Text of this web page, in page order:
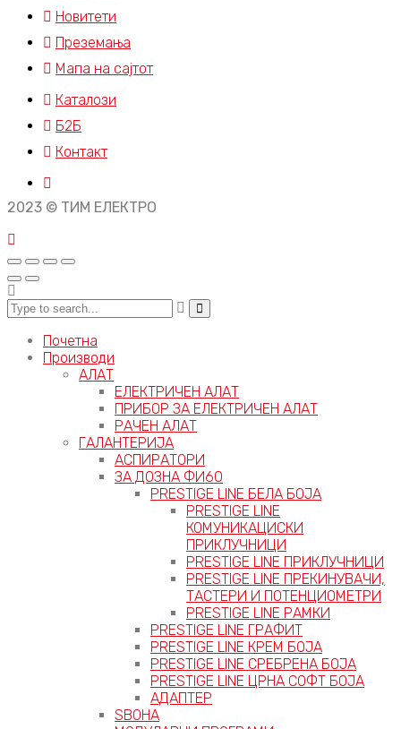
Новитети
Преземања
Мапа на сајтот
Каталози
Б2Б
Контакт
2023 © ТИМ ЕЛЕКТРО
Почетна
Производи
АЛАТ
ЕЛЕКТРИЧЕН АЛАТ
ПРИБОР ЗА ЕЛЕКТРИЧЕН АЛАТ
РАЧЕН АЛАТ
ГАЛАНТЕРИЈА
АСПИРАТОРИ
ЗА ДОЗНА ФИ60
PRESTIGE LINE БЕЛА БОЈА
PRESTIGE LINE
КОМУНИКАЦИСКИ
ПРИКЛУЧНИЦИ
PRESTIGE LINE ПРИКЛУЧНИЦИ
PRESTIGE LINE ПРЕКИНУВАЧИ,
ТАСТЕРИ И ПОТЕНЦИОМЕТРИ
PRESTIGE LINE РАМКИ
PRESTIGE LINE ГРАФИТ
PRESTIGE LINE КРЕМ БОЈА
PRESTIGE LINE СРЕБРЕНА БОЈА
PRESTIGE LINE ЦРНА СОФТ БОЈА
АДАПТЕР
ЅВОНА